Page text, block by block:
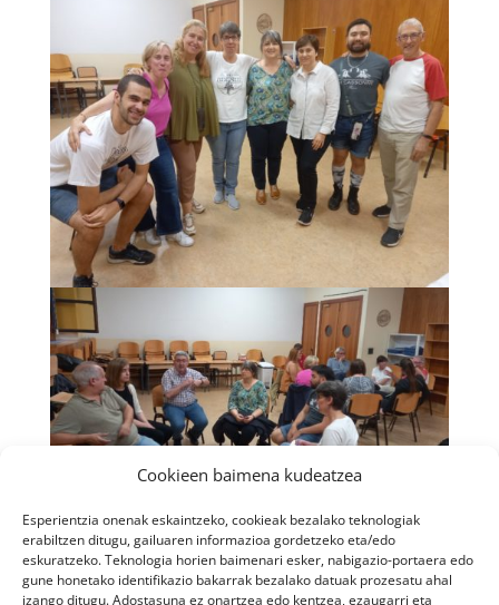
Cookieen baimena kudeatzea
Esperientzia onenak eskaintzeko, cookieak bezalako teknologiak
erabiltzen ditugu, gailuaren informazioa gordetzeko eta/edo
eskuratzeko. Teknologia horien baimenari esker, nabigazio-portaera edo
gune honetako identifikazio bakarrak bezalako datuak prozesatu ahal
izango ditugu. Adostasuna ez onartzea edo kentzea, ezaugarri eta